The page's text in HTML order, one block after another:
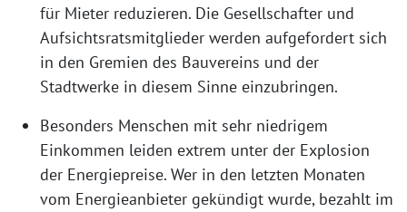
für Mieter reduzieren. Die Gesellschafter und
Aufsichtsratsmitglieder werden aufgefordert sich
in den Gremien des Bauvereins und der
Stadtwerke in diesem Sinne einzubringen.
Besonders Menschen mit sehr niedrigem
Einkommen leiden extrem unter der Explosion
der Energiepreise. Wer in den letzten Monaten
vom Energieanbieter gekündigt wurde, bezahlt im